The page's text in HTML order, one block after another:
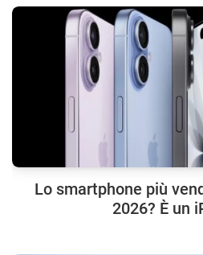
Lo smartphone più
2026? È un